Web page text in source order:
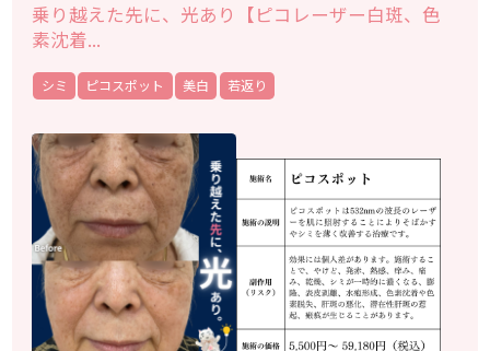
乗り越えた先に、光あり【ピコレーザー白斑、色
素沈着...
シミ ピコスポット 美白 若返り